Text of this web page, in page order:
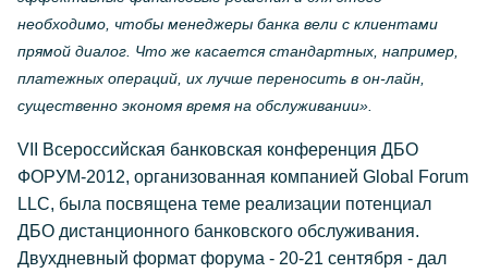
необходимо, чтобы менеджеры банка вели с клиентами
прямой диалог. Что же касается стандартных, например,
платежных операций, их лучше переносить в он-лайн,
существенно экономя время на обслуживании».
VII Всероссийская банковская конференция ДБО
ФОРУМ-2012, организованная компанией Global Forum
LLC, была посвящена теме реализации потенциал
ДБО дистанционного банковского обслуживания.
Двухдневный формат форума - 20-21 сентября - дал